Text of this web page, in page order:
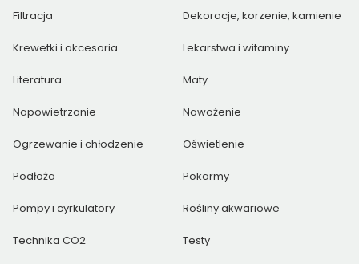
Filtracja Dekoracje, korzenie, kamienie
Krewetki i akcesoria Lekarstwa i witaminy
Literatura Maty
Napowietrzanie Nawożenie
Ogrzewanie i chłodzenie Oświetlenie
Podłoża Pokarmy
Pompy i cyrkulatory Rośliny akwariowe
Technika CO2 Testy